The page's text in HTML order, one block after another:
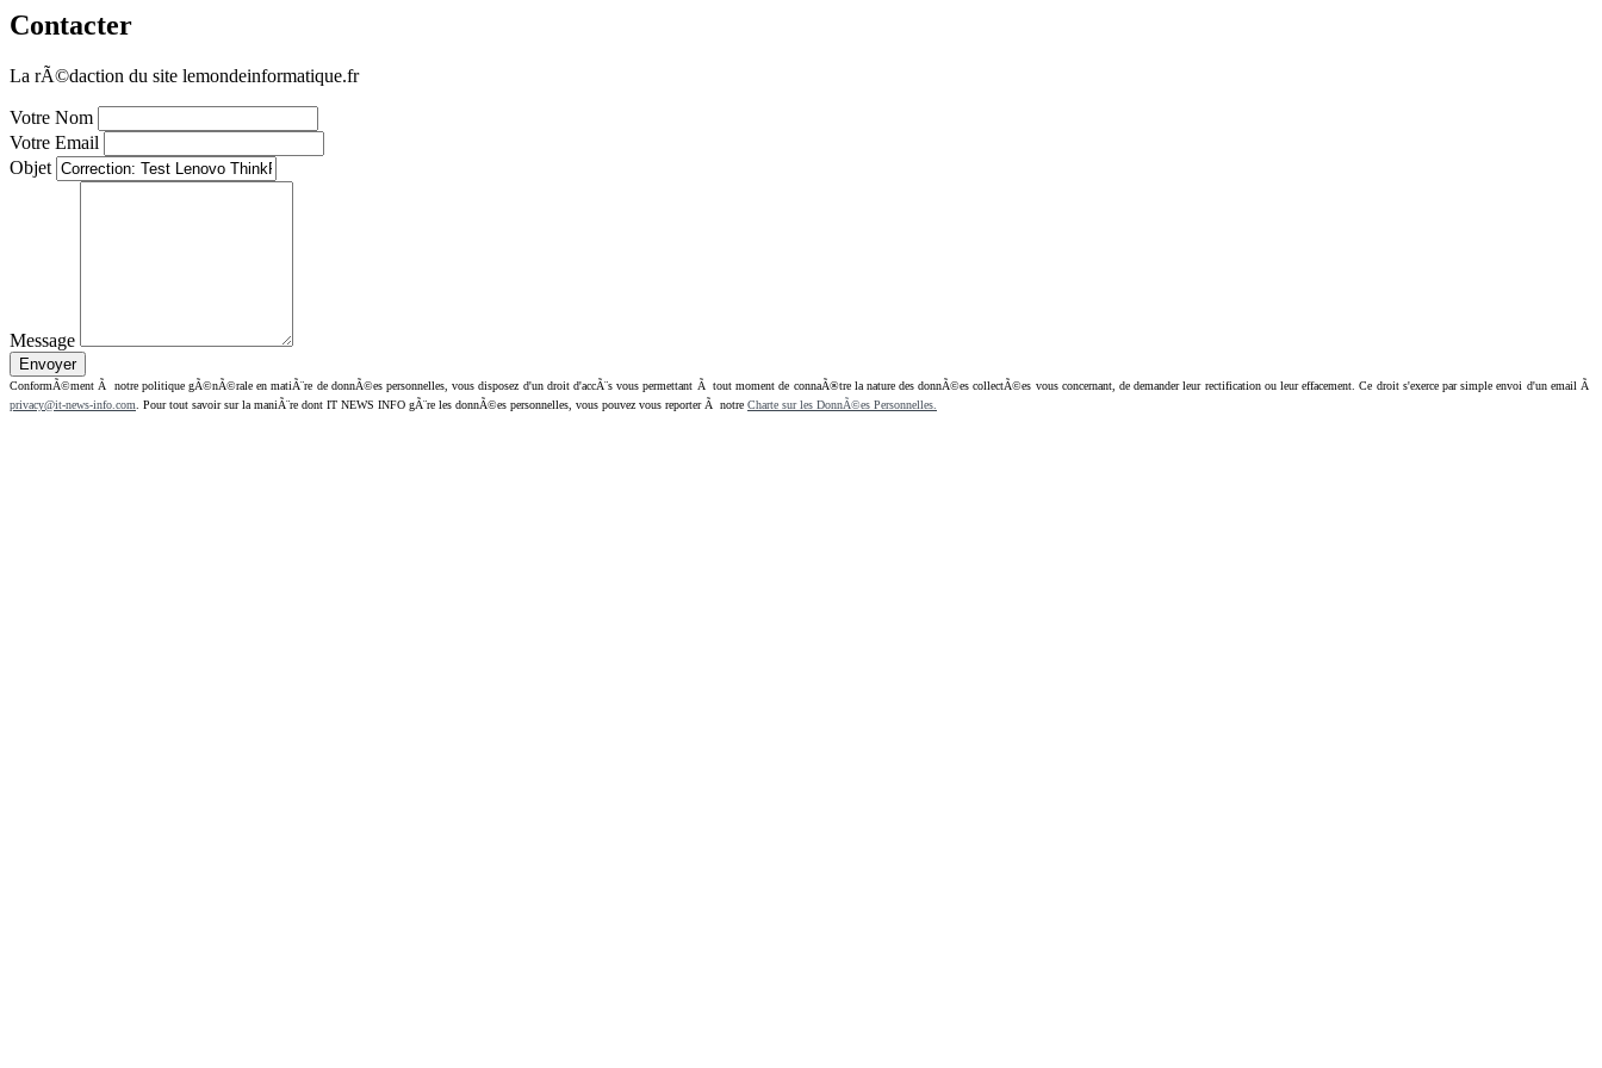
Contacter
La rÃ©daction du site lemondeinformatique.fr
Votre Nom
Votre Email
Objet
Message
ConformÃ©ment Ã notre politique gÃ©nÃ©rale en matiÃ¨re de donnÃ©es personnelles, vous disposez d'un droit d'accÃ¨s vous permettant Ã tout moment de connaÃ®tre la nature des donnÃ©es collectÃ©es vous concernant, de demander leur rectification ou leur effacement. Ce droit s'exerce par simple envoi d'un email Ã
privacy@it-news-info.com . Pour tout savoir sur la maniÃ¨re dont IT NEWS INFO gÃ¨re les donnÃ©es personnelles, vous pouvez vous reporter Ã notre Charte sur les DonnÃ©es Personnelles.